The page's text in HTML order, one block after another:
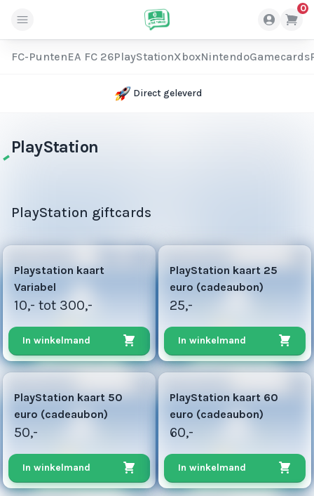
0
FC-PuntenEA FC 26PlayStationXboxNintendoGamecards
Spaar voor korting
PlayStation
PlayStation giftcards
5
Playstation kaart
Variabel
10,- tot 300,-
In winkelmand
13
PlayStation kaart 25
euro (cadeaubon)
25,-
In winkelmand
50
PlayStation kaart 50
euro (cadeaubon)
50,-
In winkelmand
60
PlayStation kaart 60
euro (cadeaubon)
60,-
In winkelmand